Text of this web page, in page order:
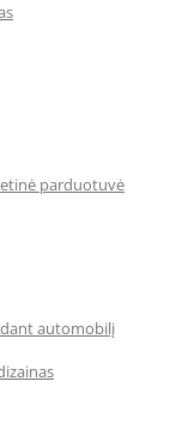
parduotuvė
automobilį